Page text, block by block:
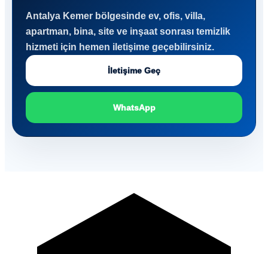
Antalya Kemer bölgesinde ev, ofis, villa,
apartman, bina, site ve inşaat sonrası temizlik
hizmeti için hemen iletişime geçebilirsiniz.
İletişime Geç
WhatsApp